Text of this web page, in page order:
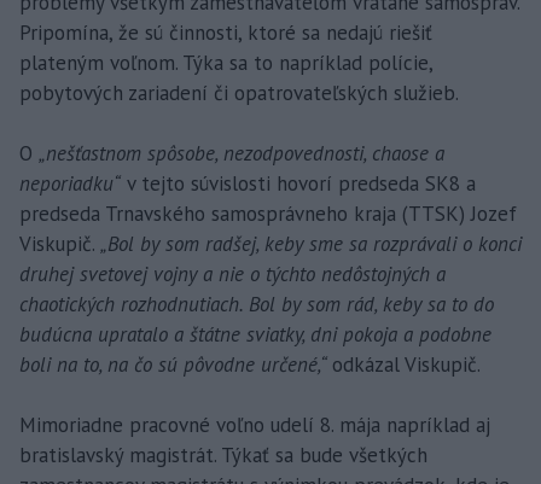
Pripomína, že sú činnosti, ktoré sa nedajú riešiť
plateným voľnom. Týka sa to napríklad polície,
pobytových zariadení či opatrovateľských služieb.
O „nešťastnom spôsobe, nezodpovednosti, chaose a
neporiadku“ v tejto súvislosti hovorí predseda SK8 a
predseda Trnavského samosprávneho kraja (TTSK) Jozef
Viskupič. „Bol by som radšej, keby sme sa rozprávali o konci
druhej svetovej vojny a nie o týchto nedôstojných a
chaotických rozhodnutiach. Bol by som rád, keby sa to do
budúcna upratalo a štátne sviatky, dni pokoja a podobne
boli na to, na čo sú pôvodne určené,“ odkázal Viskupič.
Mimoriadne pracovné voľno udelí 8. mája napríklad aj
bratislavský magistrát. Týkať sa bude všetkých